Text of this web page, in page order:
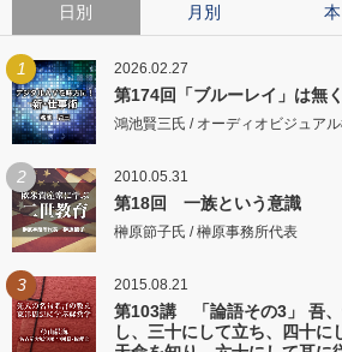
日別 月別 本
1 2026.02.27
第174回「ブルーレイ」は無
鴻池賢三氏 / オーディオビジュア
2 2010.05.31
第18回 一族という意識
榊原節子氏 / 榊原事務所代表
3 2015.08.21
第103講 「論語その3」 吾
し、三十にして立ち、四十に